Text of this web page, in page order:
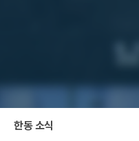
한동 소식